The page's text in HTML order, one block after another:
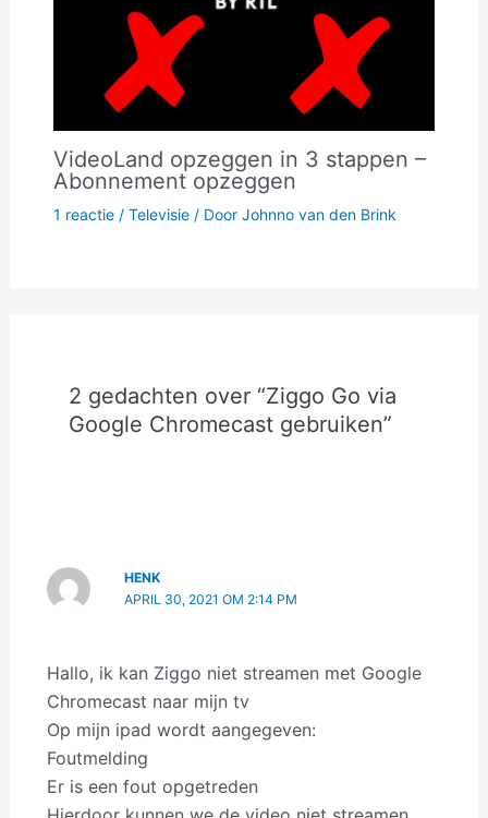
VideoLand opzeggen in 3 stappen –
Abonnement opzeggen
1 reactie / Televisie/ Door Johnno van den Brink
2 gedachten over “Ziggo Go via
Google Chromecast gebruiken”
HENK
APRIL 30, 2021 OM 2:14 PM
Hallo, ik kan Ziggo niet streamen met Google
Chromecast naar mijn tv
Op mijn ipad wordt aangegeven:
Foutmelding
Er is een fout opgetreden